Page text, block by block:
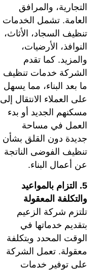
التجارية، والمرافق
العامة. تشمل الخدمات
تنظيف السجاد، الأثاث،
النوافذ، الأرضيات،
والمزيد. كما تقدم
الشركة خدمات تنظيف
ما بعد البناء، مما يسهل
على العملاء الانتقال إلى
مسكنهم الجديد أو بدء
العمل في مساحة
جديدة دون القلق بشأن
تنظيف الفوضى الناتجة
عن أعمال البناء.
5. التزام بالمواعيد
والتكلفة المعقولة
تلتزم شركة الزعيم
بتقديم خدماتها في
الوقت المحدد وبتكلفة
معقولة. تعمل الشركة
على توفير خدمات